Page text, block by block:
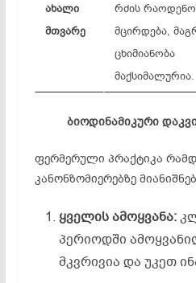
ახალი
მთვარე
რძის
მცირდება,
ცხიმიანობა
მაქსიმალურია.
ბიოდინამიკური
ფერმერული პრაქტიკა
კანონზომიერებზე
ყველისამოყვანა:
პერიოდში
მკვრივია და უკეთ